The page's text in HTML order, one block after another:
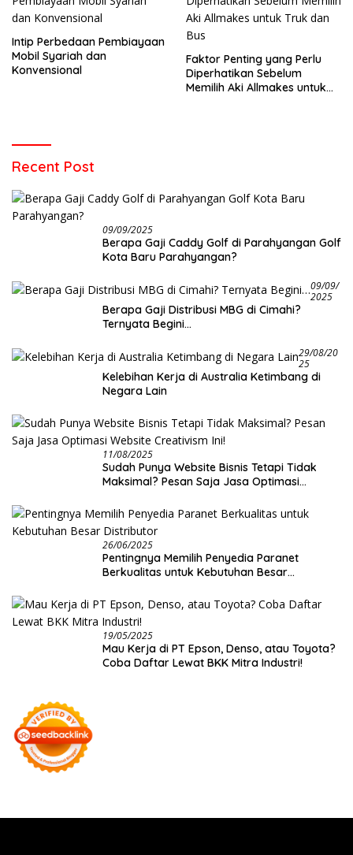
Intip Perbedaan Pembiayaan
Mobil Syariah dan
Konvensional
Faktor Penting yang Perlu
Diperhatikan Sebelum
Memilih Aki Allmakes untuk
Recent Post
09/09/2025
Berapa Gaji Caddy Golf di Parahyangan Golf
Kota Baru Parahyangan?
09/09/
2025
Berapa Gaji Distribusi MBG di Cimahi?
Ternyata Begini…
29/08/20
25
Kelebihan Kerja di Australia Ketimbang di
Negara Lain
11/08/2025
Sudah Punya Website Bisnis Tetapi Tidak
Maksimal? Pesan Saja Jasa Optimasi
26/06/2025
Pentingnya Memilih Penyedia Paranet
Berkualitas untuk Kebutuhan Besar
19/05/2025
Mau Kerja di PT Epson, Denso, atau Toyota?
Coba Daftar Lewat BKK Mitra Industri!